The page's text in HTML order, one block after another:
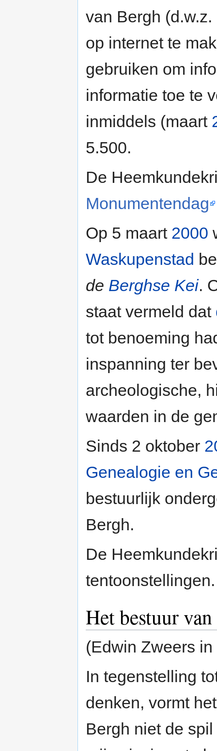
van Bergh
op internet te
gebruiken om
informatie toe te
inmiddels (maart
5.500.
De
Monumentendag
Op 5 maart 2000
Waskupenstad
de Berghse Kei.
staat vermeld dat
tot benoeming
inspanning ter
archeologische,
waarden in de
Sinds 2 oktober
Genealogie en
bestuurlijk
Bergh.
De
tentoonstellingen.
Het bestuur
(Edwin Zweers in
In tegenstelling
denken, vormt
Bergh niet de